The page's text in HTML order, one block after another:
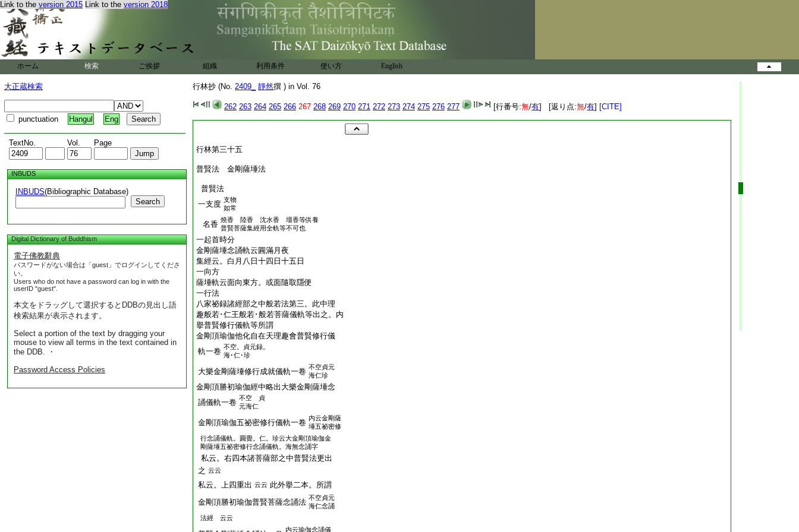
Link to the version 2015 Link to the version 2018
ホーム 検索 ご挨拶 組織 利用条件 使い方 English
大正蔵検索
punctuation Hangul Eng
TextNo. Vol. Page
INBUDS
INBUDS(Bibliographic Database)
Search
Digital Dictionary of Buddhism
電子佛教辭典
パスワードがない場合は「guest」でログインしてくださ
い。
Users who do not have a password can log in with the
userID "guest".
本文をドラッグして選択するとDDBの見出し語
検索結果が表示されます。
Select a portion of the text by dragging your
mouse to view all terms in the text contained in
the DDB. ・
Password Access Policies
行林抄 (No. 2409_ 靜然撰 ) in Vol. 76
262 263 264 265 266 267 268 269 270 271 272 273 274 275 276 277 [行番号:無/有] [返り点:無/有] [CITE]
行林第三十五
普賢法 金剛薩埵法
普賢法
一支度 支物
如常
名香 燒香 陸香 沈水香 壇香等供養
普賢菩薩集經用全軌等不可也
一起首時分
金剛薩埵念誦軌云圓滿月夜
集經云。白月八日十四日十五日
一向方
薩埵軌云面向東方。或面隨取隱便
一行法
八家祕録諸經部之中般若法第三。此中理
趣般若･仁王般若･般若菩薩儀軌等出之。内
擧普賢修行儀軌等所謂
金剛頂瑜伽他化自在天理趣會普賢修行儀
軌一卷 不空。貞元録。
海･仁･珍
大樂金剛薩埵修行成就儀軌一卷 不空貞元
海仁珍
金剛頂勝初瑜伽經中略出大樂金剛薩埵念
誦儀軌一卷 不空 貞
元海仁
金剛頂瑜伽五祕密修行儀軌一卷 内云金剛薩
埵五祕密修
行念誦儀軌。圓覺。仁。珍云大金剛頂瑜伽金
剛薩埵五祕密修行念誦儀軌。海無念誦字
私云。右四本諸菩薩部之中普賢法更出
之 云云
私云。上四重出 云云 此外擧二本。所謂
金剛頂勝初瑜伽普賢菩薩念誦法 不空貞元
海仁念誦
法經 云云
内云瑜伽念誦儀